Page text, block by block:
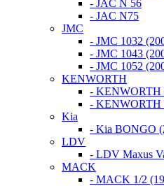
- JAC N 56
- JAC N75
JMC
- JMC 1032
- JMC 1043
- JMC 1052
KENWORTH
- KENWORTH
- KENWORTH
Kia
- Kia BONGO
LDV
- LDV Maxus
MACK
- MACK 1/2